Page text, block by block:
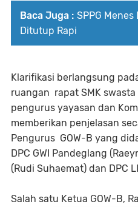
Baca Juga : SPPG
Ditutup Rapi
Klarifikasi berlangsung
ruangan rapat SMK
pengurus yayasan dan
memberikan penjelasan
Pengurus GOW-B yang
DPC GWI Pandeglang
(Rudi Suhaemat) dan DPC
Salah satu Ketua GOW-B,